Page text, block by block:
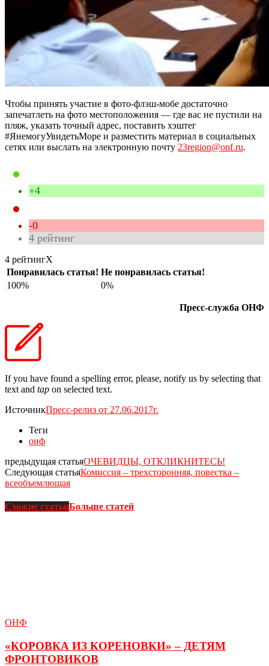
Чтобы принять участие в фото-флэш-мобе достаточно
запечатлеть на фото местоположения — где вас не пустили на
пляж, указать точный адрес, поставить хэштег
#ЯнемогуУвидетьМоре и разместить материал в социальных
сетях или выслать на электронную почту 23region@onf.ru.
+4
-0
4 рейтинг
4 рейтингX
Понравилась статья! Не понравилась статья!
100%
0%
Пресс-служба ОНФ
If you have found a spelling error, please, notify us by selecting that
text and tap on selected text.
ИсточникПресс-релиз от 27.06.2017г.
Теги
онф
предыдущая статьяОЧЕВИДЦЫ, ОТКЛИКНИТЕСЬ!
Следующая статьяКомиссия – трехсторонняя, повестка –
всеобъемлющая
Схожие статьиБольше статей
ОНФ
«КОРОВКА ИЗ КОРЕНОВКИ» – ДЕТЯМ
ФРОНТОВИКОВ